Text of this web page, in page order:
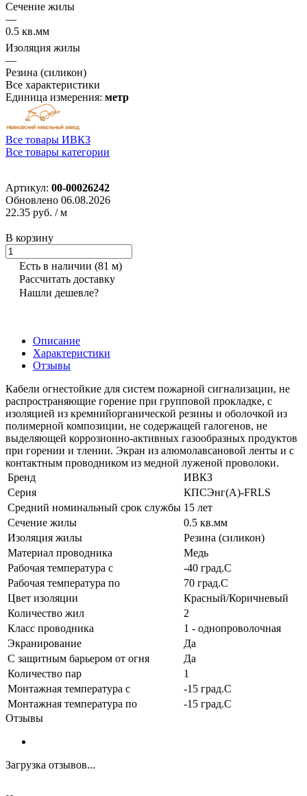
Сечение жилы
—
0.5 кв.мм
Изоляция жилы
—
Резина (силикон)
Все характеристики
Единица измерения: метр
Все товары ИВКЗ
Все товары категории
Артикул: 00-00026242
Обновлено 06.08.2026
22.35 руб. / м
В корзину
Есть в наличии (81 м)
Рассчитать доставку
Нашли дешевле?
Описание
Характеристики
Отзывы
Кабели огнестойкие для систем пожарной сигнализации, не
распространяющие горение при групповой прокладке, с
изоляцией из кремнийорганической резины и оболочкой из
полимерной композиции, не содержащей галогенов, не
выделяющей коррозионно-активных газообразных продуктов
при горении и тлении. Экран из алюмолавсановой ленты и с
контактным проводником из медной луженой проволоки.
Бренд
ИВКЗ
Серия
КПСЭнг(А)-FRLS
Средний номинальный срок службы 15 лет
Сечение жилы
0.5 кв.мм
Изоляция жилы
Резина (силикон)
Материал проводника
Медь
Рабочая температура с
-40 град.C
Рабочая температура по
70 град.C
Цвет изоляции
Красный/Коричневый
Количество жил
2
Класс проводника
1 - однопроволочная
Экранирование
Да
С защитным барьером от огня
Да
Количество пар
1
Монтажная температура с
-15 град.C
Монтажная температура по
-15 град.C
Отзывы
Загрузка отзывов...